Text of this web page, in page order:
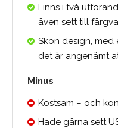
Finns i två
även sett till
Skön design,
det är angenämt
Minus
Kostsam – och
Hade gärna sett